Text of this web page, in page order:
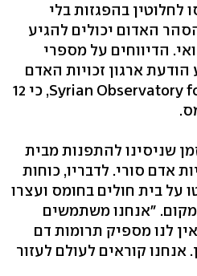
לחלוטין בהפגזות בלי
האדום יכולים להגיע
הדיווחים על מספרי
ארגון זכויות האדם
הסורי Syrian Observatory for Human Rights, כי 12
שניסינו להתפנות מבית
אדם סורי. לדבריו, כוחות
על בית חולים בחומס ועצרו
"אנחנו משתמשים
לנו מספיק תרומות דם
קוראים לעולם לעזור